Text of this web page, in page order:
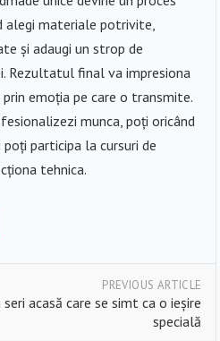
alegi materiale potrivite,
și adaugi un strop de
Rezultatul final va impresiona
emoția pe care o transmite.
munca, poți oricând
participa la cursuri de
tehnica.
PREVIOUS ARTICLE
acasă care se simt ca o ieșire
specială